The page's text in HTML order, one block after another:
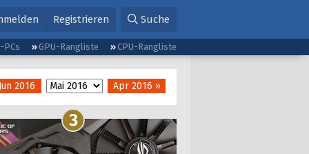
Registrieren Suche
PCs GPU-Rangliste CPU-Rangliste
2016 Apr 2016 »
3